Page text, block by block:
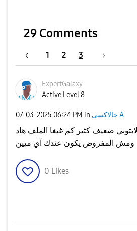
29 Comments
1 2 3
ExpertGalaxy
Active Level 8
‎07-03-2025 06:24 PM in جالاكسى A
ضعيف كثير كم غيغا الملف هاد
ومش المفروض يكون عندك آي ميين
0 Likes